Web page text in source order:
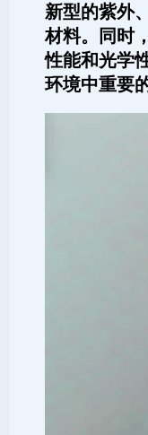
新型的紫外
材料。同时，
性能和光学
环境中重要